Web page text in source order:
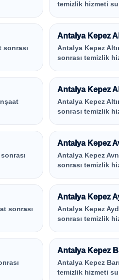
temizlik hizmeti
Antalya Kepez
Antalya Kepez
sonrası temizlik
Antalya Kepez
Antalya Kepez
sonrası temizlik
Antalya Kepez
Antalya Kepez
sonrası temizlik
sonrası
Antalya Kepez
Antalya Kepez
sonrası temizlik
Antalya Kepez
Antalya Kepez
temizlik hizmeti